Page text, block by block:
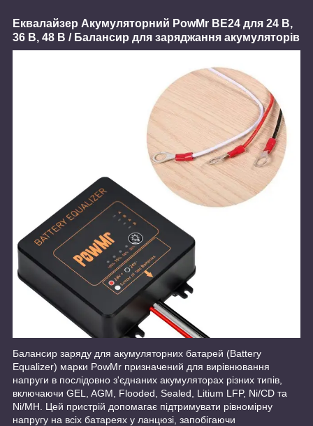
Еквалайзер Акумуляторний PowMr BE24 для 24 В,
36 В, 48 В / Балансир для заряджання акумуляторів
Балансир заряду для акумуляторних батарей (Battery
Equalizer) марки PowMr призначений для вирівнювання
напруги в послідовно з'єднаних акумуляторах різних типів,
включаючи GEL, AGM, Flooded, Sealed, Litium LFP, Ni/CD та
Ni/MH. Цей пристрій допомагає підтримувати рівномірну
напругу на всіх батареях у ланцюзі, запобігаючи